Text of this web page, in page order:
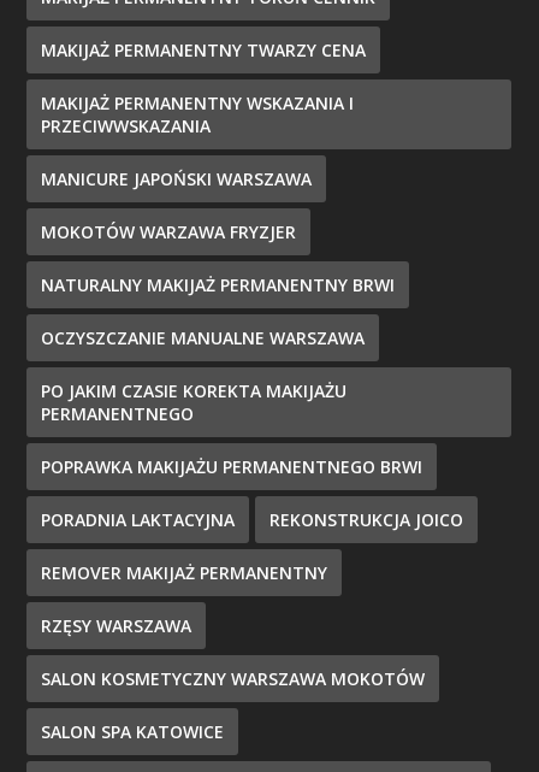
MAKIJAŻ PERMANENTNY TWARZY CENA
MAKIJAŻ PERMANENTNY WSKAZANIA I
PRZECIWWSKAZANIA
MANICURE JAPOŃSKI WARSZAWA
MOKOTÓW WARZAWA FRYZJER
NATURALNY MAKIJAŻ PERMANENTNY BRWI
OCZYSZCZANIE MANUALNE WARSZAWA
PO JAKIM CZASIE KOREKTA MAKIJAŻU
PERMANENTNEGO
POPRAWKA MAKIJAŻU PERMANENTNEGO BRWI
PORADNIA LAKTACYJNA REKONSTRUKCJA JOICO
REMOVER MAKIJAŻ PERMANENTNY
RZĘSY WARSZAWA
SALON KOSMETYCZNY WARSZAWA MOKOTÓW
SALON SPA KATOWICE